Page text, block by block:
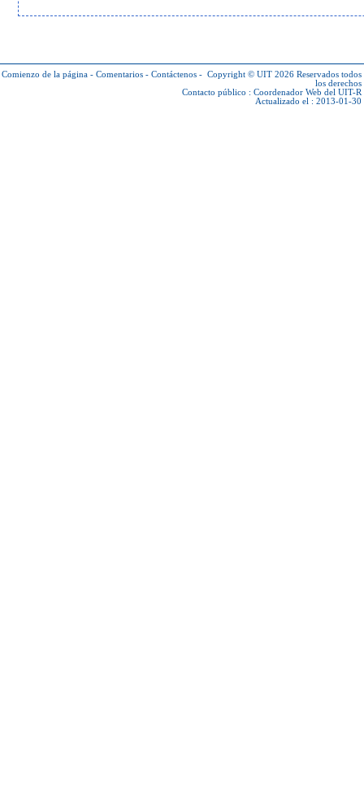
Comienzo de la página - Comentarios - Contáctenos - Copyright © UIT 2026 Reservados todos
los derechos
Contacto público : Coordenador Web del UIT-R
Actualizado el : 2013-01-30